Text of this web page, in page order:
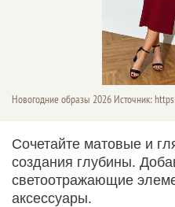
Новогодние образы 2026 Источник:
Сочетайте матовые и
создания глубины.
светоотражающие
аксессуары.